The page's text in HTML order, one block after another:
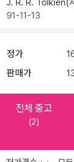
J. R. R. Tolkien(
91-11-13
정가
판매가
전체 중고
(2)